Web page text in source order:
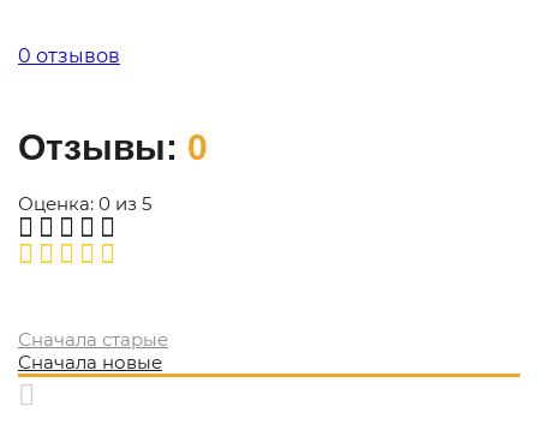
0 отзывов
Отзывы: 0
Оценка: 0 из 5
Сначала старые
Сначала новые